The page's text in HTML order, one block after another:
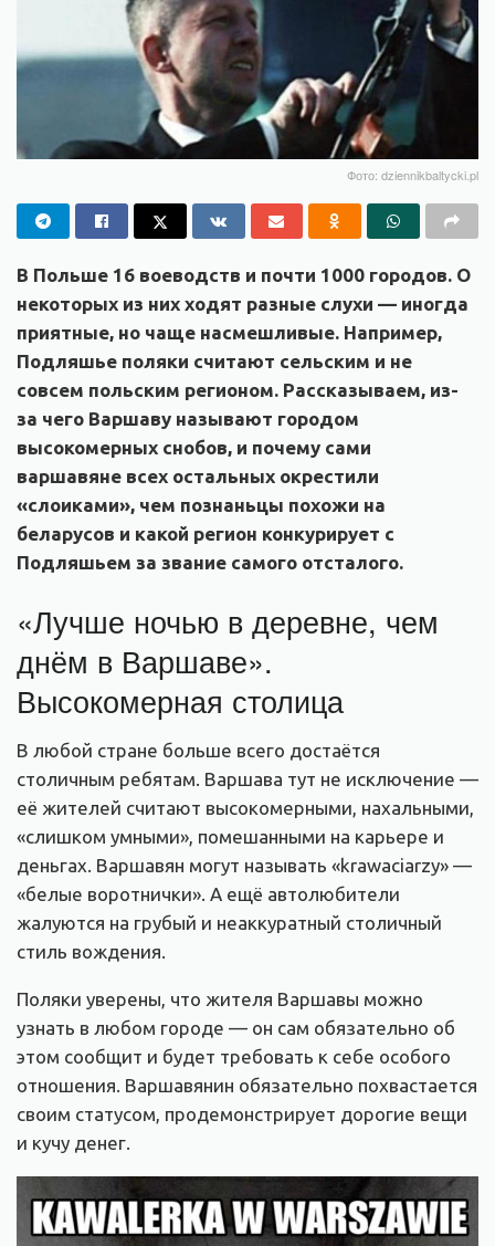
Фото: dziennikbaltycki.pl
В Польше 16 воеводств и почти 1000 городов. О
некоторых из них ходят разные слухи — иногда
приятные, но чаще насмешливые. Например,
Подляшье поляки считают сельским и не
совсем польским регионом. Рассказываем, из-
за чего Варшаву называют городом
высокомерных снобов, и почему сами
варшавяне всех остальных окрестили
«слоиками», чем познаньцы похожи на
беларусов и какой регион конкурирует с
Подляшьем за звание самого отсталого.
«Лучше ночью в деревне, чем
днём в Варшаве».
Высокомерная столица
В любой стране больше всего достаётся
столичным ребятам. Варшава тут не исключение —
её жителей считают высокомерными, нахальными,
«слишком умными», помешанными на карьере и
деньгах. Варшавян могут называть «krawaciarzy» —
«белые воротнички». А ещё автолюбители
жалуются на грубый и неаккуратный столичный
стиль вождения.
Поляки уверены, что жителя Варшавы можно
узнать в любом городе — он сам обязательно об
этом сообщит и будет требовать к себе особого
отношения. Варшавянин обязательно похвастается
своим статусом, продемонстрирует дорогие вещи
и кучу денег.